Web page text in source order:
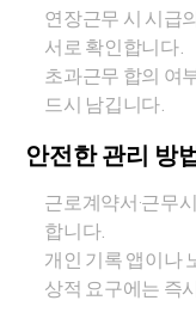
연장근무 시 시급
서로 확인합니다.
초과근무 합의 여
드시 남깁니다.
안전한 관리 방
근로계약서·근무
합니다.
개인 기록 앱이나
상적 요구에는 즉